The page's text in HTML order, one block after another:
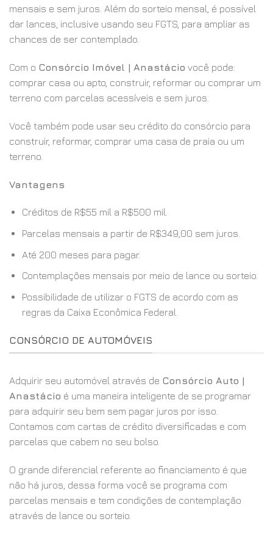
mensais e sem juros. Além do sorteio mensal, é possível
dar lances, inclusive usando seu FGTS, para ampliar as
chances de ser contemplado.
Com o Consórcio Imóvel | Anastácio você pode:
comprar casa ou apto, construir, reformar ou comprar um
terreno com parcelas acessíveis e sem juros.
Você também pode usar seu crédito do consórcio para
construir, reformar, comprar uma casa de praia ou um
terreno.
Vantagens
Créditos de R$55 mil a R$500 mil.
Parcelas mensais a partir de R$349,00 sem juros.
Até 200 meses para pagar.
Contemplações mensais por meio de lance ou sorteio.
Possibilidade de utilizar o FGTS de acordo com as
regras da Caixa Econômica Federal.
CONSÓRCIO DE AUTOMÓVEIS
Adquirir seu automóvel através de Consórcio Auto |
Anastácio é uma maneira inteligente de se programar
para adquirir seu bem sem pagar juros por isso.
Contamos com cartas de crédito diversificadas e com
parcelas que cabem no seu bolso.
O grande diferencial referente ao financiamento é que
não há juros, dessa forma você se programa com
parcelas mensais e tem condições de contemplação
através de lance ou sorteio.